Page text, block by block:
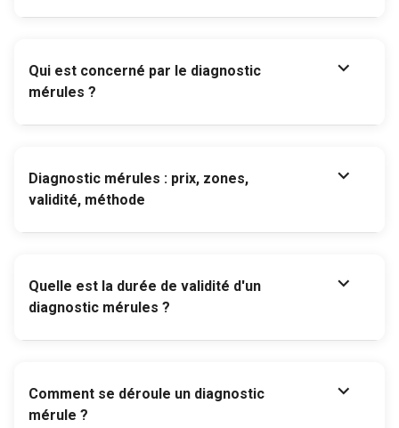
Qui est concerné par le diagnostic
mérules ?
expand_more
Diagnostic mérules : prix, zones,
validité, méthode
expand_more
Quelle est la durée de validité d'un
diagnostic mérules ?
expand_more
Comment se déroule un diagnostic
mérule ?
expand_more